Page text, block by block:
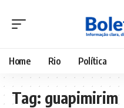
Home Rio Política
Tag: guapimirim